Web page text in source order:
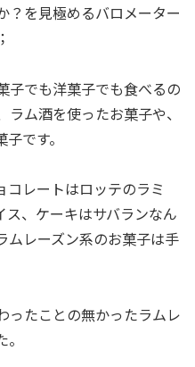
？を見極めるバロメーター
子でも洋菓子でも食べるの
ム酒を使ったお菓子や、
です。
コレートはロッテのラミ
ス、ケーキはサバランなん
ムレーズン系のお菓子は手
ったことの無かったラムレ